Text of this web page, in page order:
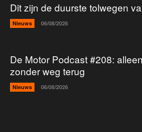
Dit zijn de duurste tolwegen
Nieuws 06/08/2026
De Motor Podcast #208:
zonder weg terug
Nieuws 06/08/2026